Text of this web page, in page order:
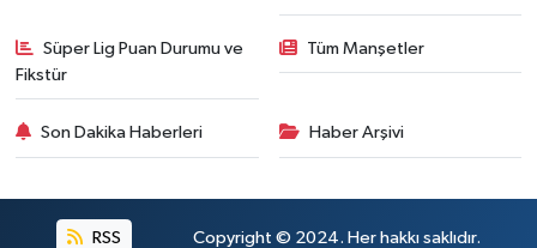
Süper Lig Puan Durumu ve
Fikstür
Tüm Manşetler
Son Dakika Haberleri Haber Arşivi
RSS Copyright © 2024. Her hakkı saklıdır.